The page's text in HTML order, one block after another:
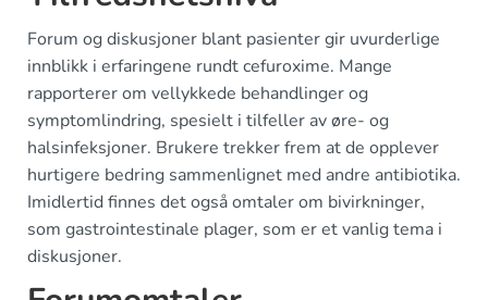
Forum og diskusjoner blant pasienter gir uvurderlige
innblikk i erfaringene rundt cefuroxime. Mange
rapporterer om vellykkede behandlinger og
symptomlindring, spesielt i tilfeller av øre- og
halsinfeksjoner. Brukere trekker frem at de opplever
hurtigere bedring sammenlignet med andre antibiotika.
Imidlertid finnes det også omtaler om bivirkninger,
som gastrointestinale plager, som er et vanlig tema i
diskusjoner.